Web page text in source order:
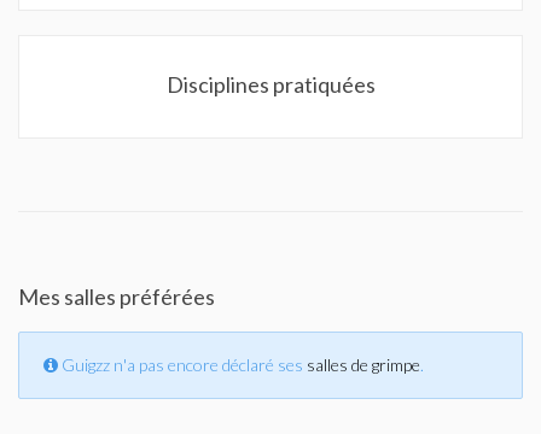
Disciplines pratiquées
Mes salles préférées
Guigzz n'a pas encore déclaré ses salles de grimpe.